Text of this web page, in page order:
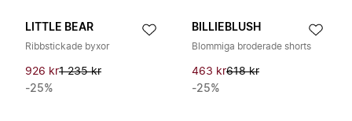
LITTLE BEAR
Ribbstickade byxor
926 kr1 235 kr
-25%
BILLIEBLUSH
Blommiga broderade shorts
463 kr618 kr
-25%